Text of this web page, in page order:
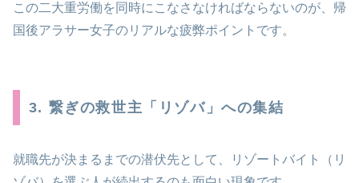
この二大重労働を同時にこなさなければならないのが、帰
国後アラサー女子のリアルな疲弊ポイントです。
3. 繋ぎの救世主「リゾバ」への集結
就職先が決まるまでの潜伏先として、リゾートバイト（リ